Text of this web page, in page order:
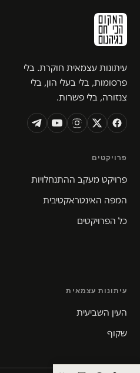
עיתונות עצמאית חוקרת. בלי
פרסומות, בלי בעלי הון, בלי
צנזורה, בלי פשרות.
פרויקטים
פרויקט מעקב ההתנחלויות
המפה האינטראקטיבית
כל הפרויקטים
עיתונות עצמאית
העין השביעית
שקוף